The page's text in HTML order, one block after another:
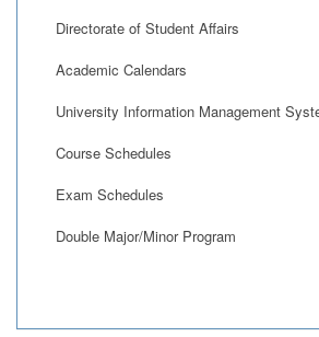
Directorate of Student Affairs
Academic Calendars
University Information Management
Course Schedules
Exam Schedules
Double Major/Minor Program